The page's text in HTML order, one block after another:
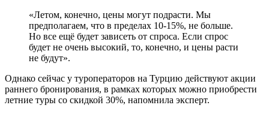
«Летом, конечно, цены могут подрасти. Мы
предполагаем, что в пределах 10-15%, не больше.
Но все ещё будет зависеть от спроса. Если спрос
будет не очень высокий, то, конечно, и цены расти
не будут».
Однако сейчас у туроператоров на Турцию действуют акции
раннего бронирования, в рамках которых можно приобрести
летние туры со скидкой 30%, напомнила эксперт.